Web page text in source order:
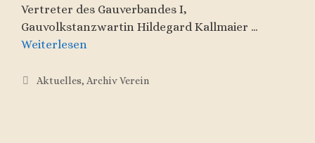
Vertreter des Gauverbandes I,
Gauvolkstanzwartin Hildegard Kallmaier …
Weiterlesen
Kategorien
Aktuelles, Archiv Verein